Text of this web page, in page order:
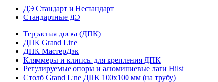
ДЭ Стандарт и Нестандарт
Стандартные ДЭ
Террасная доска (ДПК)
ДПК Grand Line
ДПК МастерДэк
Кляммеры и клипсы для крепления ДПК
Регулируемые опоры и алюминиевые лаги Hilst
Столб Grand Line ДПК 100х100 мм (на трубу)